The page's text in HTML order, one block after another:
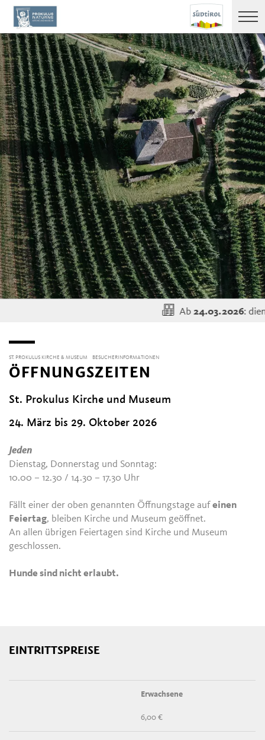
Ab24.03.2026:
ST. PROKULUS KIRCHE & MUSEUM BESUCHERINFORMATIONEN
ÖFFNUNGSZEITEN
St. Prokulus Kirche und Museum
24. März bis 29. Oktober 2026
Jeden
Dienstag, Donnerstag und Sonntag:
10.00 – 12.30 / 14.30 – 17.30 Uhr
Fällt einer der oben genannten Öffnungstage aufeinen
Feiertag, bleiben Kirche und Museum geöffnet.
An allen übrigen Feiertagen sind Kirche und Museum
geschlossen.
Hunde sind nicht erlaubt.
EINTRITTSPREISE
Erwachsene
6,00 €